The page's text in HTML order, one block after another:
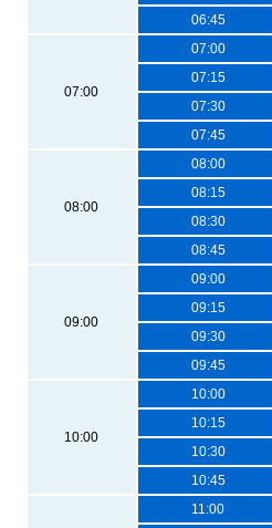
06:45
07:00
07:00
07:15
07:30
07:45
08:00
08:00
08:15
08:30
08:45
09:00
09:00
09:15
09:30
09:45
10:00
10:00
10:15
10:30
10:45
11:00